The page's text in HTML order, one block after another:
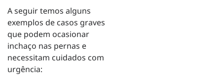
A seguir temos alguns
exemplos de casos graves
que podem ocasionar
inchaço nas pernas e
necessitam cuidados com
urgência: